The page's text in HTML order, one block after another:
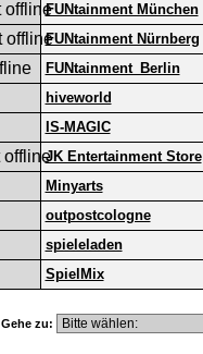
FUNtainment München
FUNtainment Nürnberg
FUNtainment_Berlin
hiveworld
IS-MAGIC
JK Entertainment Store
Minyarts
outpostcologne
spieleladen
SpielMix
Gehe zu: